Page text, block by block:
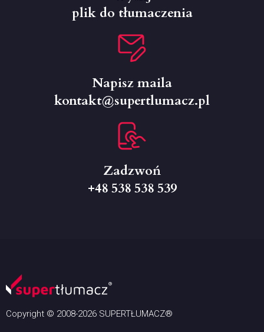
plik do tłumaczenia
Napisz maila
kontakt@supertlumacz.pl
Zadzwoń
+48 538 538 539
Copyright © 2008-2026 SUPERTŁUMACZ®